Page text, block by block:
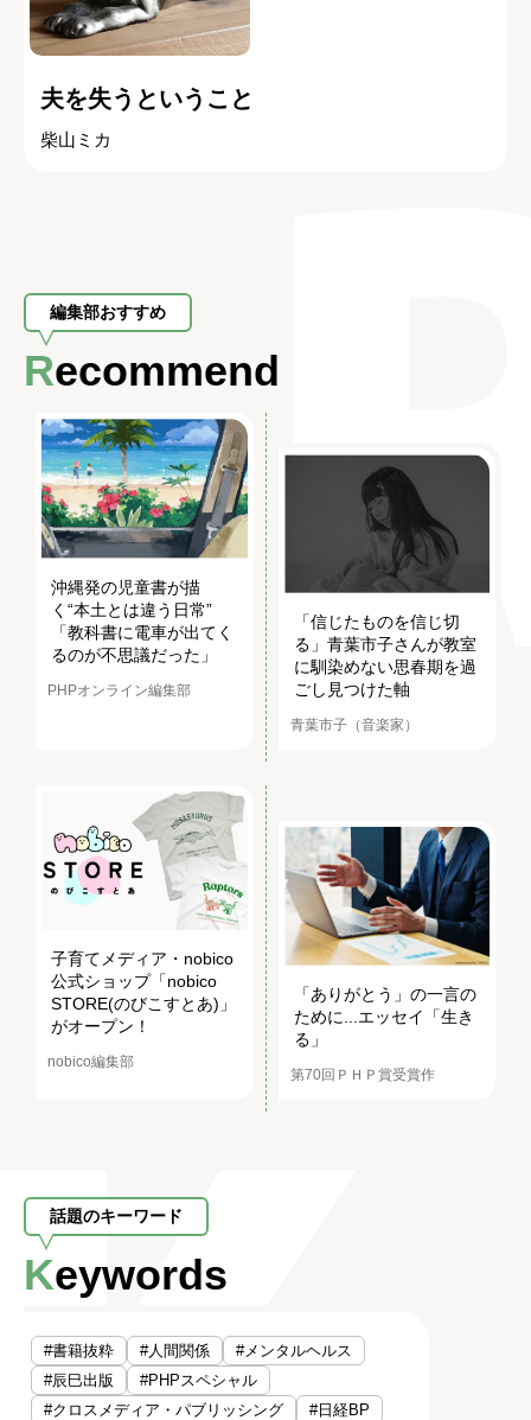
夫を失うということ
柴山ミカ
編集部おすすめ
Recommend
沖縄発の児童書が描
く“本土とは違う日常”
「教科書に電車が出てく
るのが不思議だった」
PHPオンライン編集部
「信じたものを信じ切
る」青葉市子さんが教室
に馴染めない思春期を過
ごし見つけた軸
青葉市子（音楽家）
子育てメディア・nobico
公式ショップ「nobico
STORE(のびこすとあ)」
がオープン！
nobico編集部
「ありがとう」の一言の
ために...エッセイ「生き
る」
第70回ＰＨＰ賞受賞作
話題のキーワード
Keywords
#書籍抜粋 #人間関係
#メンタルヘルス
#辰巳出版
#PHPスペシャル
#クロスメディア・パブリッシング
#日経BP